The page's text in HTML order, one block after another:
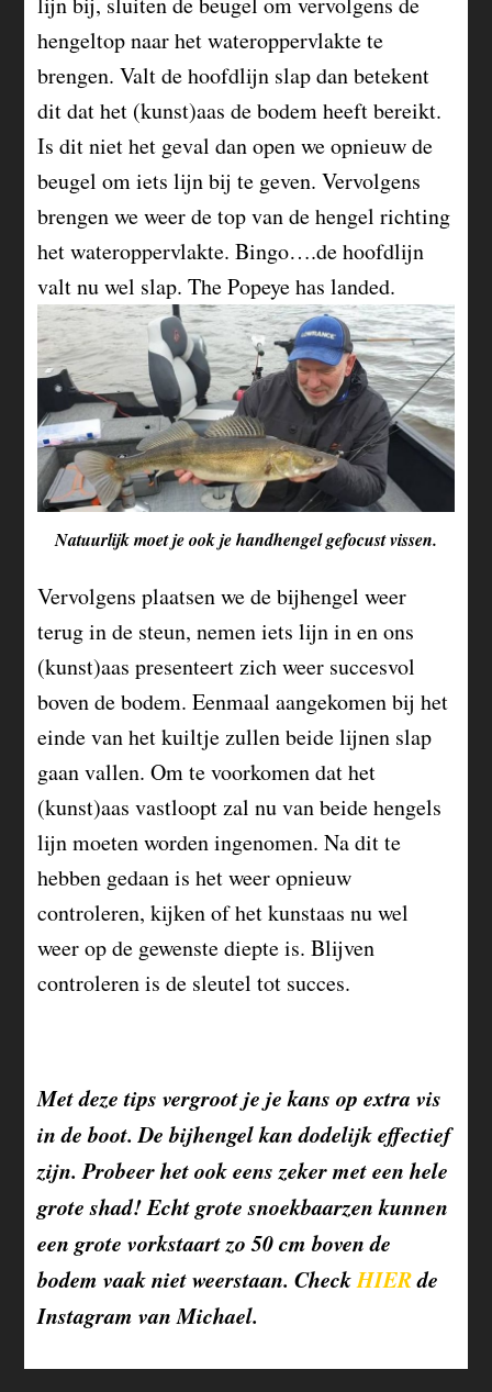
hengeltop naar het wateroppervlakte te
brengen. Valt de hoofdlijn slap dan betekent
dit dat het (kunst)aas de bodem heeft bereikt.
Is dit niet het geval dan open we opnieuw de
beugel om iets lijn bij te geven. Vervolgens
brengen we weer de top van de hengel richting
het wateroppervlakte. Bingo….de hoofdlijn
valt nu wel slap. The Popeye has landed.
Natuurlijk moet je ook je handhengel gefocust vissen.
Vervolgens plaatsen we de bijhengel weer
terug in de steun, nemen iets lijn in en ons
(kunst)aas presenteert zich weer succesvol
boven de bodem. Eenmaal aangekomen bij het
einde van het kuiltje zullen beide lijnen slap
gaan vallen. Om te voorkomen dat het
(kunst)aas vastloopt zal nu van beide hengels
lijn moeten worden ingenomen. Na dit te
hebben gedaan is het weer opnieuw
controleren, kijken of het kunstaas nu wel
weer op de gewenste diepte is. Blijven
controleren is de sleutel tot succes.
Met deze tips vergroot je je kans op extra vis
in de boot. De bijhengel kan dodelijk effectief
zijn. Probeer het ook eens zeker met een hele
grote shad! Echt grote snoekbaarzen kunnen
een grote vorkstaart zo 50 cm boven de
bodem vaak niet weerstaan. CheckHIERde
Instagram van Michael.